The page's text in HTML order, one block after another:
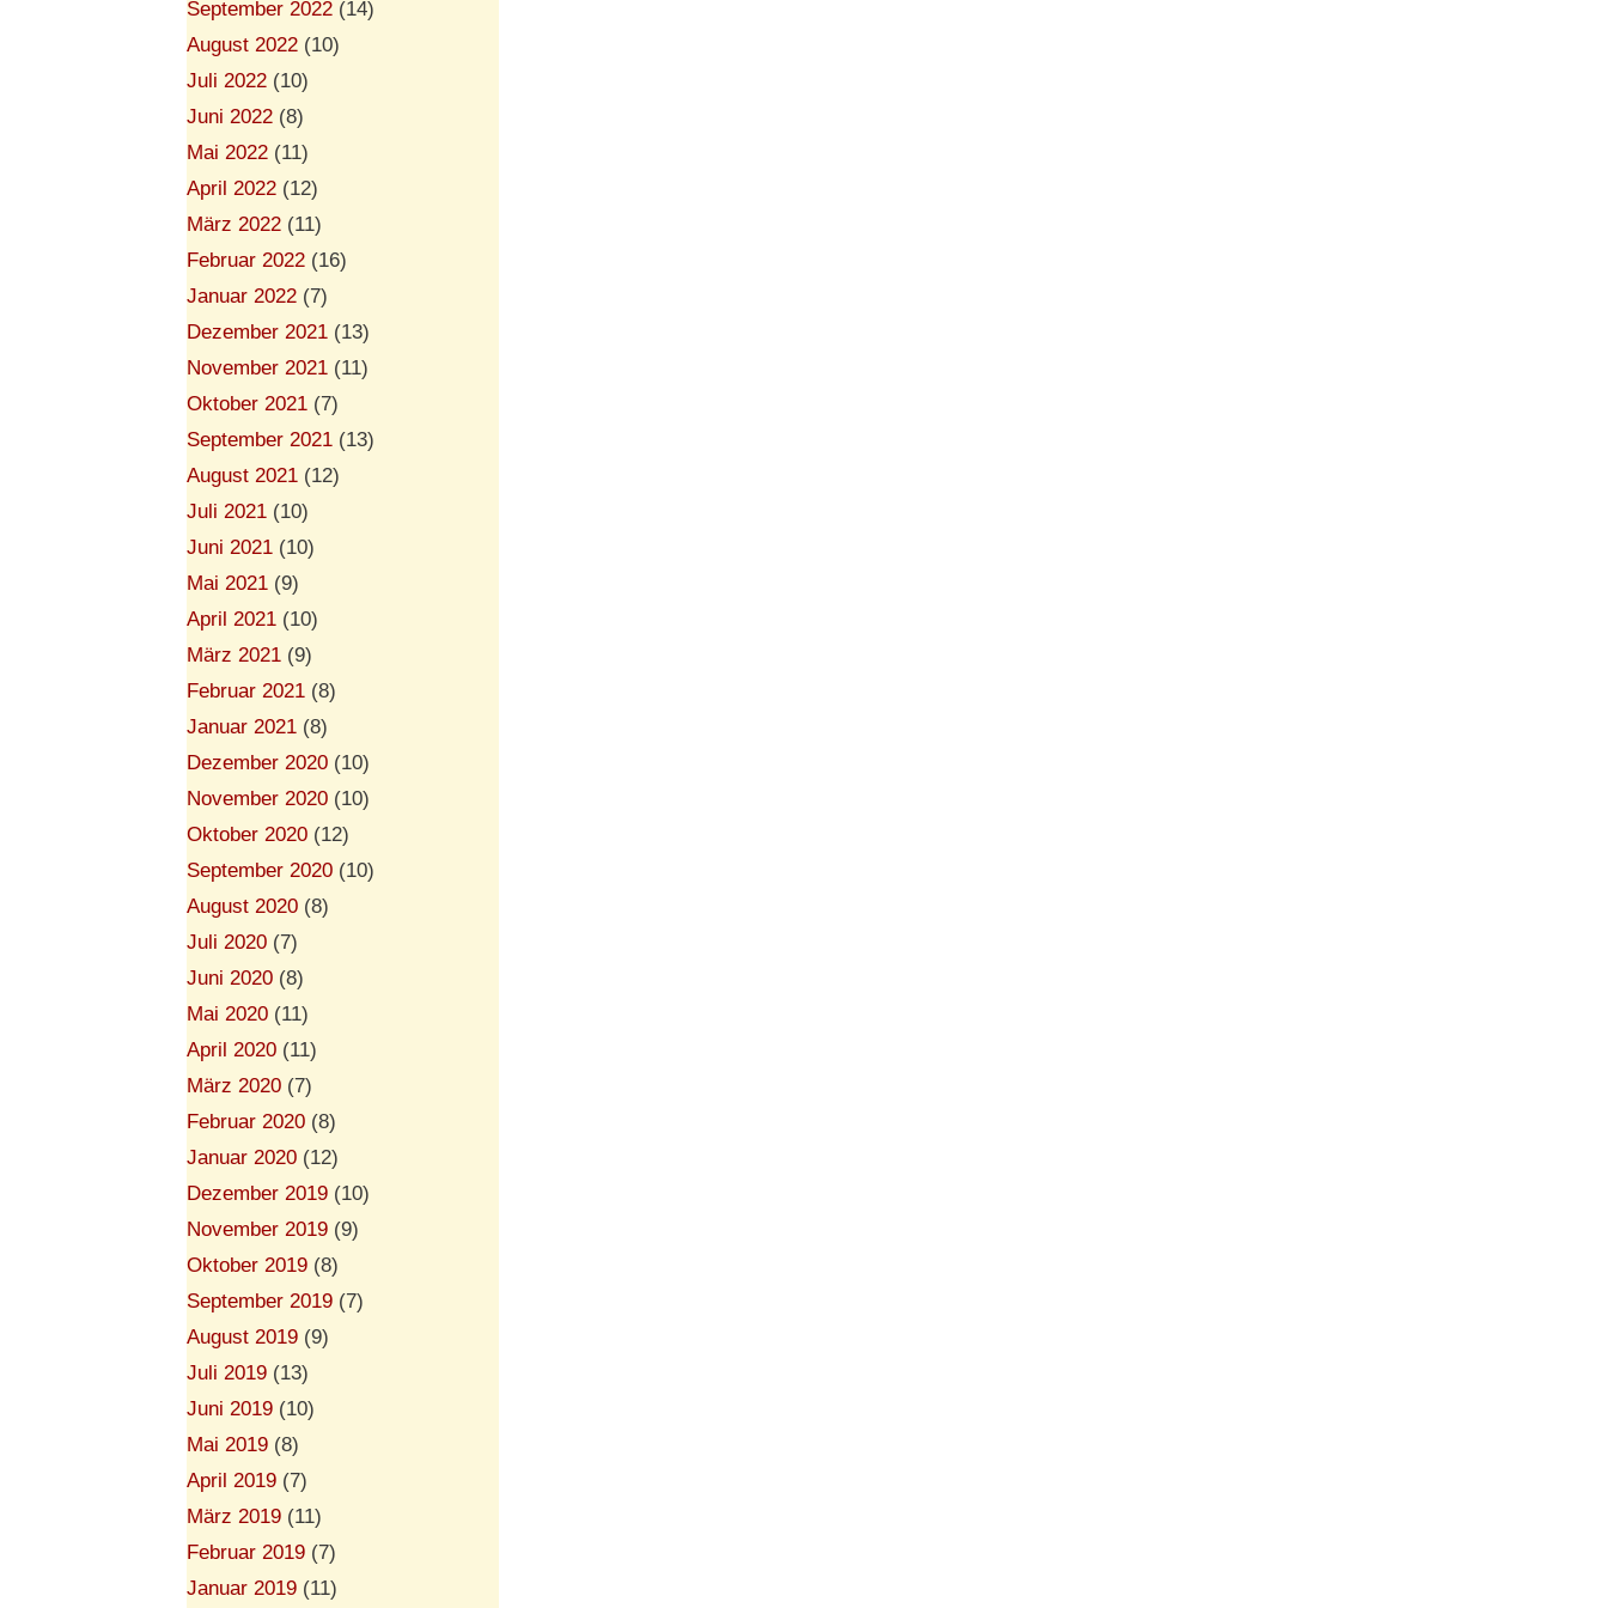
September 2022 (14)
August 2022 (10)
Juli 2022 (10)
Juni 2022 (8)
Mai 2022 (11)
April 2022 (12)
März 2022 (11)
Februar 2022 (16)
Januar 2022 (7)
Dezember 2021 (13)
November 2021 (11)
Oktober 2021 (7)
September 2021 (13)
August 2021 (12)
Juli 2021 (10)
Juni 2021 (10)
Mai 2021 (9)
April 2021 (10)
März 2021 (9)
Februar 2021 (8)
Januar 2021 (8)
Dezember 2020 (10)
November 2020 (10)
Oktober 2020 (12)
September 2020 (10)
August 2020 (8)
Juli 2020 (7)
Juni 2020 (8)
Mai 2020 (11)
April 2020 (11)
März 2020 (7)
Februar 2020 (8)
Januar 2020 (12)
Dezember 2019 (10)
November 2019 (9)
Oktober 2019 (8)
September 2019 (7)
August 2019 (9)
Juli 2019 (13)
Juni 2019 (10)
Mai 2019 (8)
April 2019 (7)
März 2019 (11)
Februar 2019 (7)
Januar 2019 (11)